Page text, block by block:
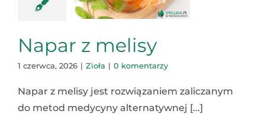
Napar z melisy
1 czerwca, 2026 | Zioła | 0 komentarzy
Napar z melisy jest rozwiązaniem zaliczanym
do metod medycyny alternatywnej [...]